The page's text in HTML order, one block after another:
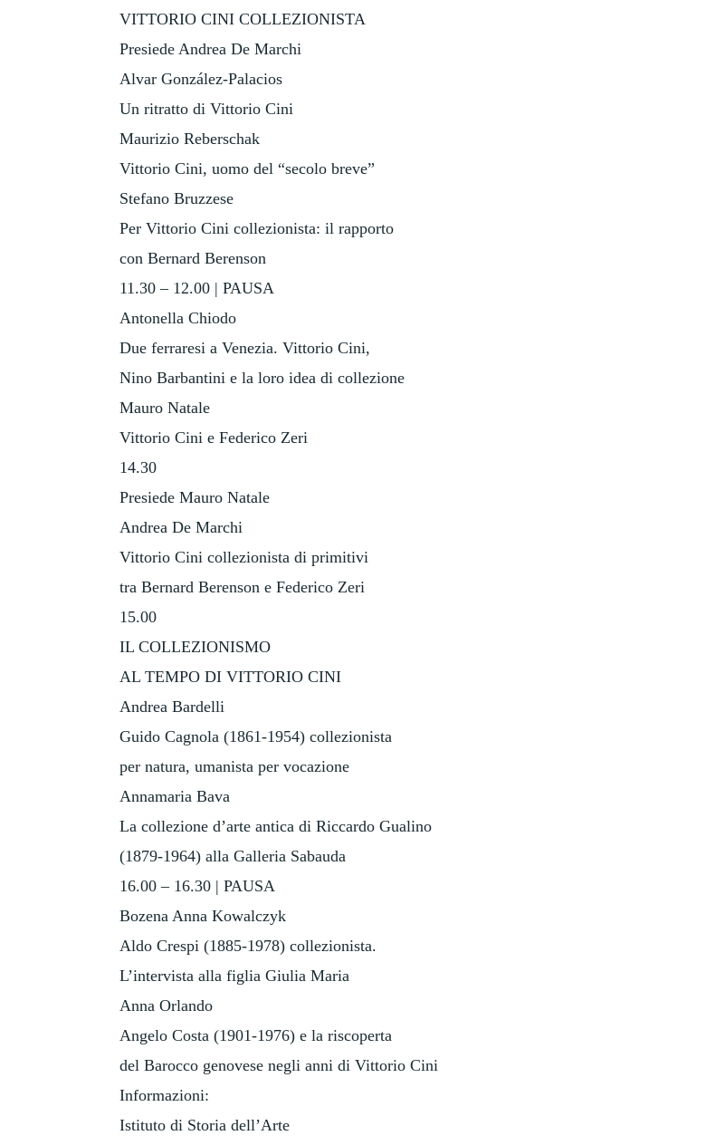
VITTORIO CINI COLLEZIONISTA
Presiede Andrea De Marchi
Alvar González-Palacios
Un ritratto di Vittorio Cini
Maurizio Reberschak
Vittorio Cini, uomo del “secolo breve”
Stefano Bruzzese
Per Vittorio Cini collezionista: il rapporto
con Bernard Berenson
11.30 – 12.00 | PAUSA
Antonella Chiodo
Due ferraresi a Venezia. Vittorio Cini,
Nino Barbantini e la loro idea di collezione
Mauro Natale
Vittorio Cini e Federico Zeri
14.30
Presiede Mauro Natale
Andrea De Marchi
Vittorio Cini collezionista di primitivi
tra Bernard Berenson e Federico Zeri
15.00
IL COLLEZIONISMO
AL TEMPO DI VITTORIO CINI
Andrea Bardelli
Guido Cagnola (1861-1954) collezionista
per natura, umanista per vocazione
Annamaria Bava
La collezione d’arte antica di Riccardo Gualino
(1879-1964) alla Galleria Sabauda
16.00 – 16.30 | PAUSA
Bozena Anna Kowalczyk
Aldo Crespi (1885-1978) collezionista.
L’intervista alla figlia Giulia Maria
Anna Orlando
Angelo Costa (1901-1976) e la riscoperta
del Barocco genovese negli anni di Vittorio Cini
Informazioni:
Istituto di Storia dell’Arte